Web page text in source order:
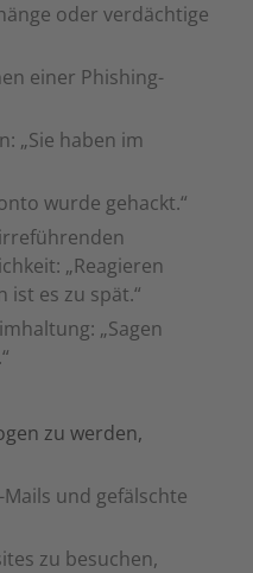
oder verdächtige
einer Phishing-
„Sie haben im
wurde gehackt.“
„Reagieren
ist es zu spät.“
„Sagen
zu werden,
Mails und gefälschte
zu besuchen,